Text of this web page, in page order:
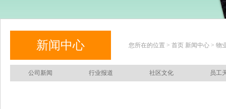
新闻中心 您所在的位置 > 首页 新闻中心 > 物
公司新闻 行业报道 社区文化 员工